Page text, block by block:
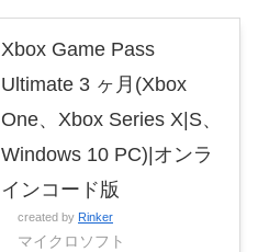
Xbox Game Pass
Ultimate 3 ヶ月(Xbox
One、Xbox Series X|S、
Windows 10 PC)|オンラ
インコード版
created by Rinker
マイクロソフト